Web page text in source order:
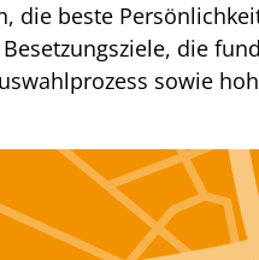
die beste
die
sowie